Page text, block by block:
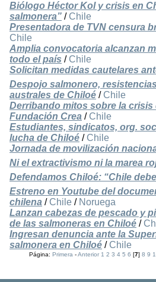
Biólogo Héctor Kol y crisis en
salmonera” / Chile
Presentadora de TVN censura
Chile
Amplia convocatoria alcanzan
todo el país / Chile
Solicitan medidas cautelares
Despojo salmonero,
australes de Chiloé / Chile
Derribando mitos sobre la
Fundación Crea / Chile
Estudiantes, sindicatos, org.
lucha de Chiloé / Chile
Jornada de movilización
Ni el extractivismo ni la marea
Defendamos Chiloé: “Chile
Estreno en Youtube del
chilena / Chile / Noruega
Lanzan cabezas de pescado y
de las salmoneras en Chiloé /
Ingresan denuncia ante la
salmonera en Chiloé / Chile
Página:Primera -Anterior 1 2 3 4 5 6 [7]8 9